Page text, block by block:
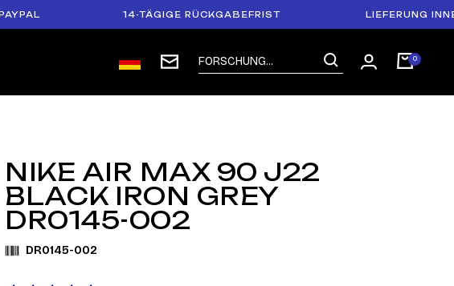
14-TÄGIGE RÜCKGABEFRIST LIEFERUNG
NIKE AIR MAX 90 J22
BLACK IRON GREY
DR0145-002
DR0145-002